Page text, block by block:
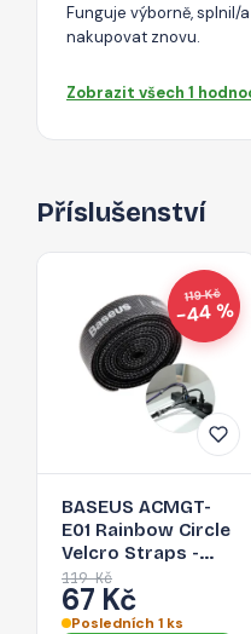
Funguje výborně, splnil/
nakupovat znovu.
Zobrazit všech 1
Příslušenství
119 Kč
−44 %
BASEUS ACMGT-
E01 Rainbow Circle
Velcro Straps -
páska na suchý zip
pro organizaci
kabelů, 1m, černá
119 Kč
67 Kč
Posledních 1 ks